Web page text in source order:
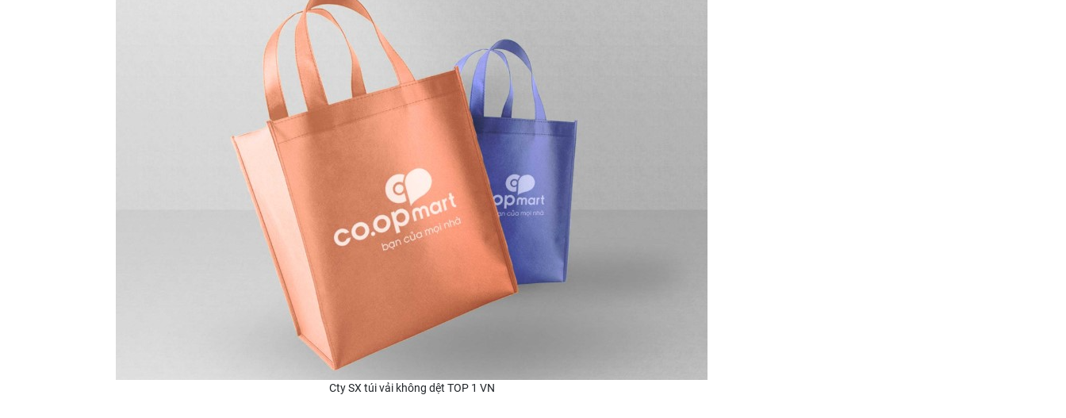
Cty SX túi vải không dệt TOP 1 VN